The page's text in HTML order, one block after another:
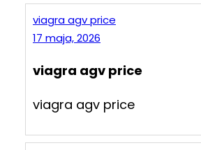
viagra agv price
17 maja, 2026
viagra agv price
viagra agv price